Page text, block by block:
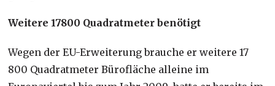
Weitere 17800 Quadratmeter benötigt
Wegen der EU-Erweiterung brauche er weitere 17
800 Quadratmeter Bürofläche alleine im